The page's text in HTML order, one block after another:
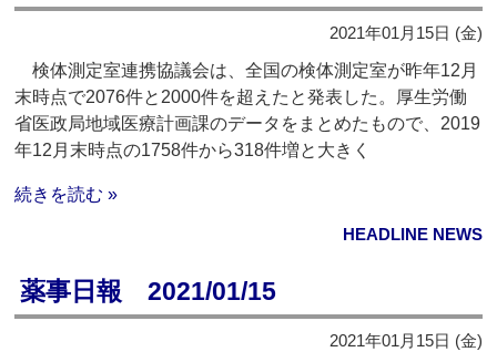
2021年01月15日 (金)
検体測定室連携協議会は、全国の検体測定室が昨年12月
末時点で2076件と2000件を超えたと発表した。厚生労働
省医政局地域医療計画課のデータをまとめたもので、2019
年12月末時点の1758件から318件増と大きく
続きを読む »
HEADLINE NEWS
薬事日報 2021/01/15
2021年01月15日 (金)